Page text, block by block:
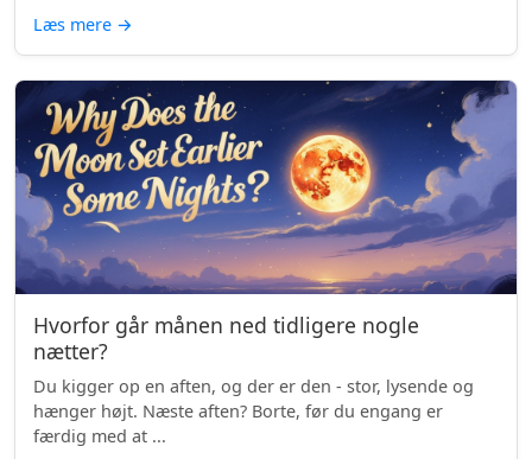
Læs mere →
Hvorfor går månen ned tidligere nogle
nætter?
Du kigger op en aften, og der er den - stor, lysende og
hænger højt. Næste aften? Borte, før du engang er
færdig med at ...